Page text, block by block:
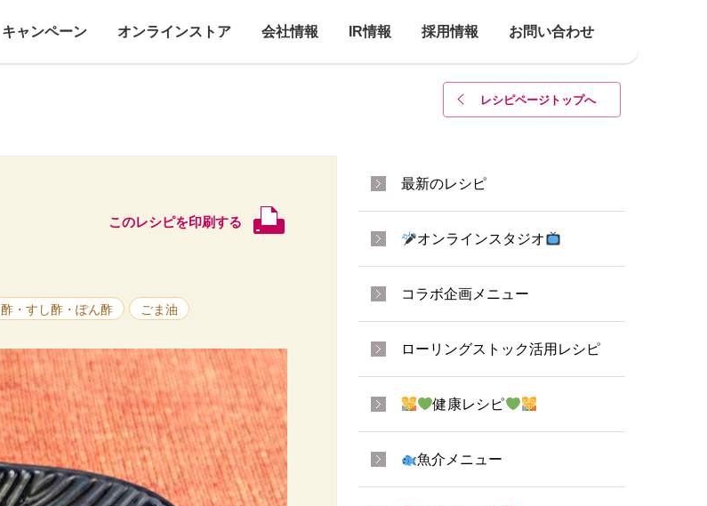
キャンペーン オンラインストア 会社情報 IR情報 採用情報 お問い合わせ
レシピページトップへ
このレシピを印刷する
酢・すし酢・ぽん酢 ごま油
最新のレシピ
オンラインスタジオ
コラボ企画メニュー
ローリングストック活用レシピ
健康レシピ
魚介メニュー